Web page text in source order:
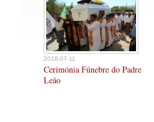
2016-07-11
Cerimónia Fúnebre do Padre
Leão